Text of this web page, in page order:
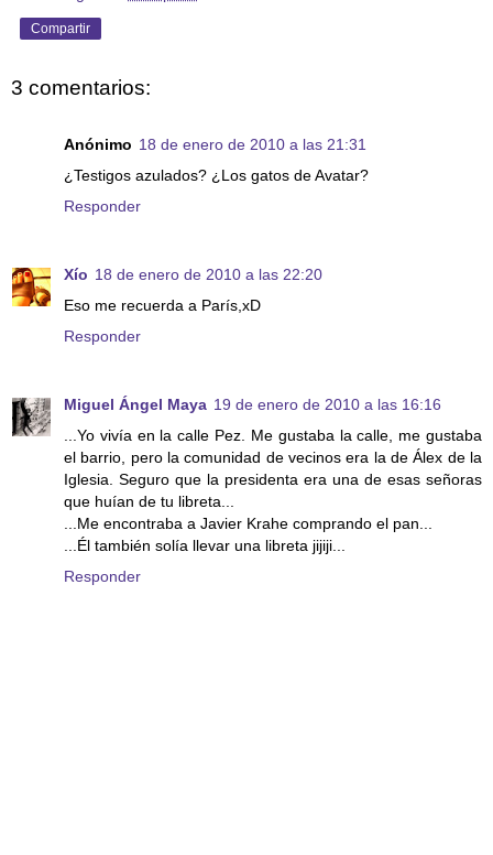
Compartir
3 comentarios:
Anónimo 18 de enero de 2010 a las 21:31
¿Testigos azulados? ¿Los gatos de Avatar?
Responder
Xío 18 de enero de 2010 a las 22:20
Eso me recuerda a París,xD
Responder
Miguel Ángel Maya 19 de enero de 2010 a las 16:16
...Yo vivía en la calle Pez. Me gustaba la calle, me gustaba
el barrio, pero la comunidad de vecinos era la de Álex de la
Iglesia. Seguro que la presidenta era una de esas señoras
que huían de tu libreta...
...Me encontraba a Javier Krahe comprando el pan...
...Él también solía llevar una libreta jijiji...
Responder